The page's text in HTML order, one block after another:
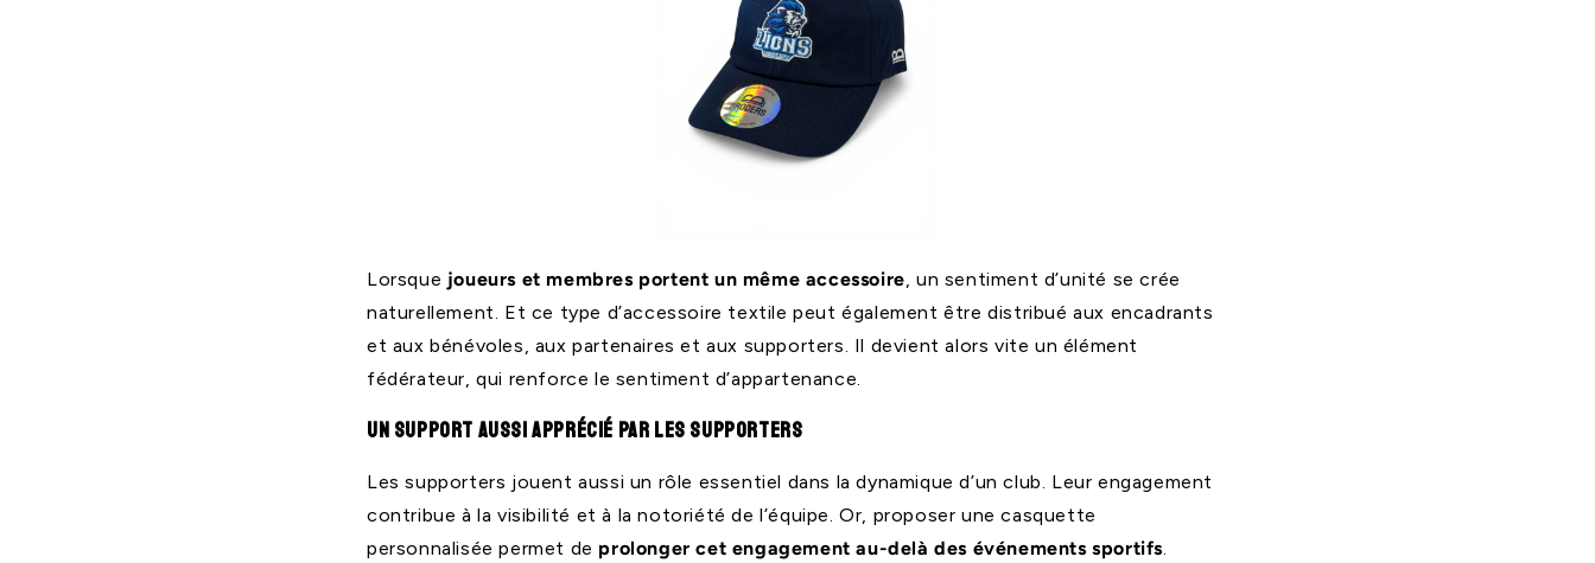
Lorsque joueurs et membres portent un même accessoire, un sentiment d’unité se crée
naturellement. Et ce type d’accessoire textile peut également être distribué aux encadrants
et aux bénévoles, aux partenaires et aux supporters. Il devient alors vite un élément
fédérateur, qui renforce le sentiment d’appartenance.
Un support aussi apprécié par les supporters
Les supporters jouent aussi un rôle essentiel dans la dynamique d’un club. Leur engagement
contribue à la visibilité et à la notoriété de l’équipe. Or, proposer une casquette
personnalisée permet de prolonger cet engagement au-delà des événements sportifs.